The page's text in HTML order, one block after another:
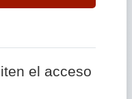
el acceso